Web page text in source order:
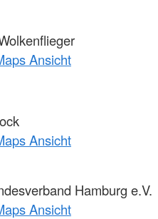
Ansicht
Ansicht
Hamburg e.V.
Ansicht